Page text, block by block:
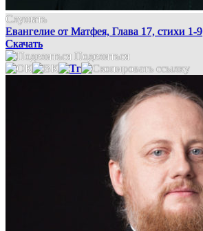
Слушать
Евангелие от Матфея, Глава 17, стихи 1-9
Скачать
Поделиться